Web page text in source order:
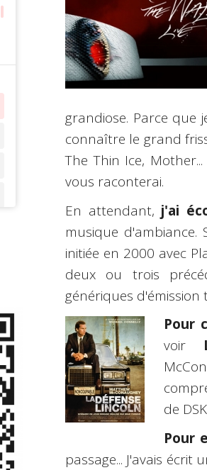
grandiose. Parce que
connaître le grand
The Thin Ice,
vous raconterai.
En attendant, j'ai
musique
initiée en 2000 avec
deux ou trois
génériques d'émission
Pour
voir
de
Pour
passage... J'avais